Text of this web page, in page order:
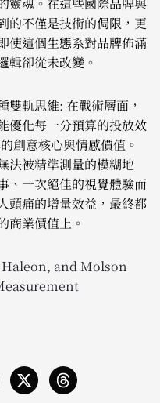
靈魂。在這些國際品牌與
的不僅是技術的侷限，更
這個生態系對品牌佈滿
輯卻從未改變。
雙軌思維: 在戰術層面，
優化每一分預算的投放效
創意核心與情感價值。
法被精準測量的模糊地
、一次絕佳的視覺體驗而
頭痛的增量效益，最終都
商業價值上。
and Molson